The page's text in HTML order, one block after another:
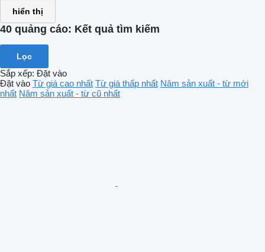
hiển thị
40 quảng cáo: Kết quả tìm kiếm
Lọc
Sắp xếp: Đặt vào
Đặt vào Từ giá cao nhất Từ giá thấp nhất Năm sản xuất - từ mới
nhất Năm sản xuất - từ cũ nhất